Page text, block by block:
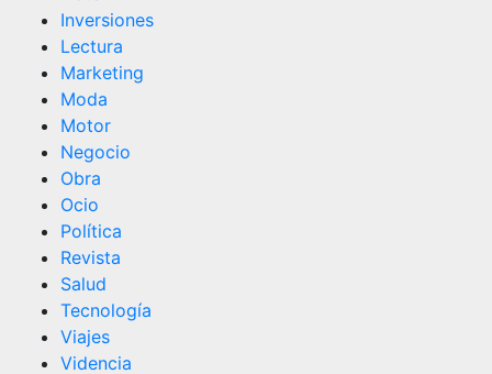
Inversiones
Lectura
Marketing
Moda
Motor
Negocio
Obra
Ocio
Política
Revista
Salud
Tecnología
Viajes
Videncia